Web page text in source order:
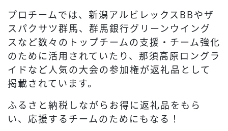
プロチームでは、新潟アルビレックスBBやザ
スパクサツ群馬、群馬銀行グリーンウイング
スなど数々のトップチームの支援・チーム強化
のために活用されていたり、那須高原ロングラ
イドなど人気の大会の参加権が返礼品として
掲載されています。
ふるさと納税しながらお得に返礼品をもら
い、応援するチームのためにもなる！